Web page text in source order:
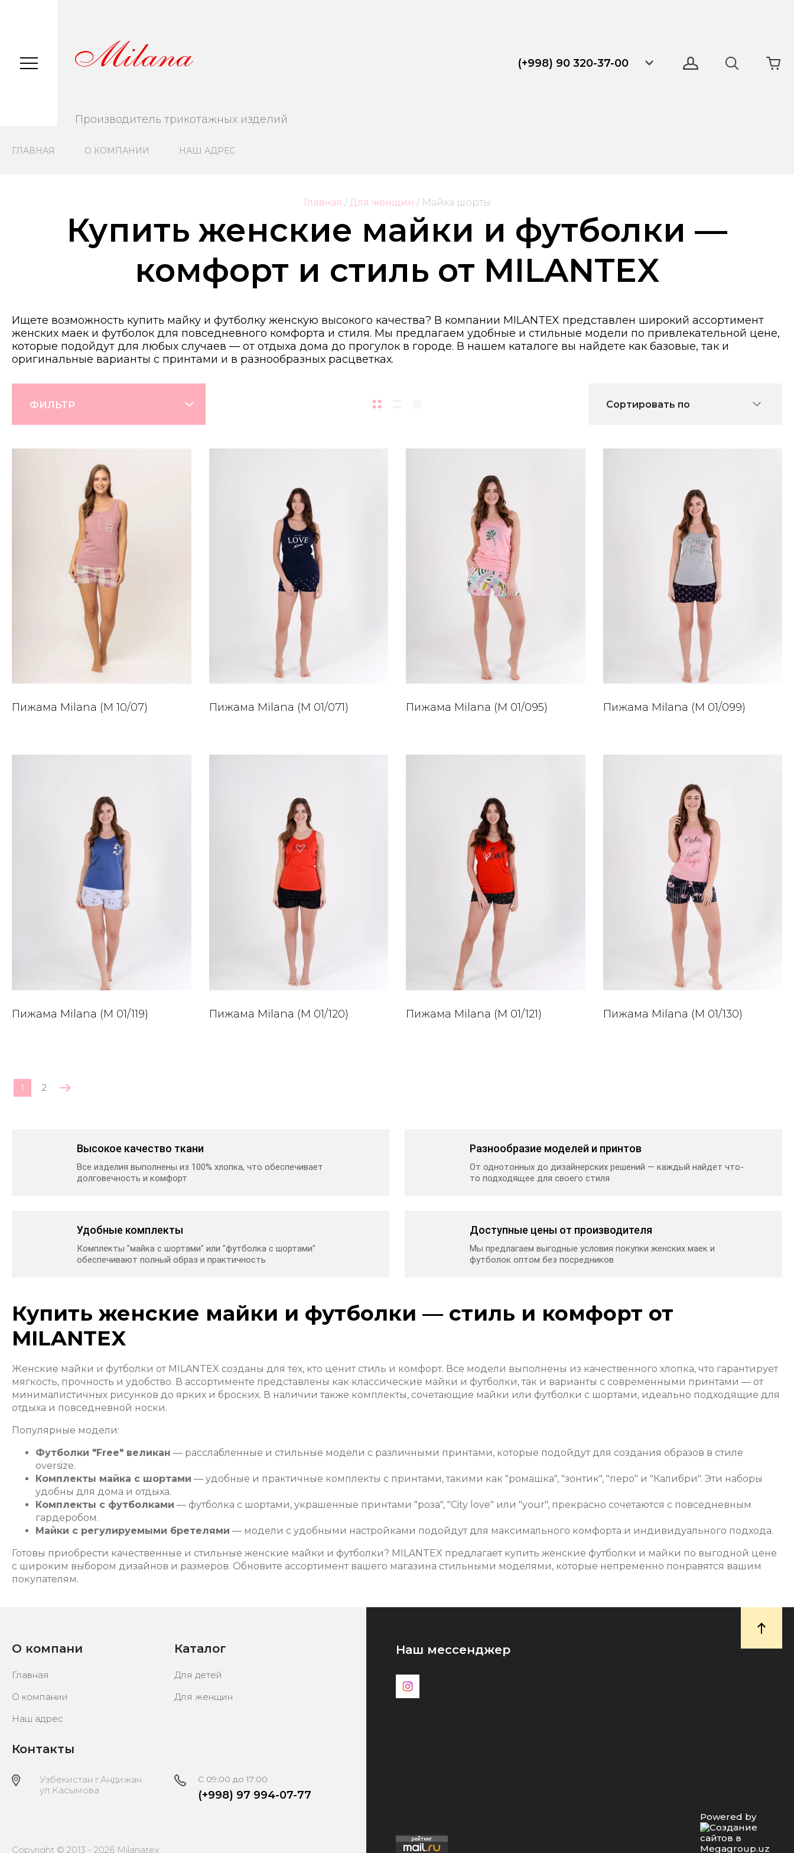
Производитель трикотажных изделий
(+998) 90 320-37-00
ГЛАВНАЯ О КОМПАНИИ НАШ АДРЕС
Главная / Для женщин / Майка шорты
Купить женские майки и футболки —
комфорт и стиль от MILANTEX
Ищете возможность купить майку и футболку женскую высокого качества? В компании MILANTEX представлен широкий ассортимент
женских маек и футболок для повседневного комфорта и стиля. Мы предлагаем удобные и стильные модели по привлекательной цене,
которые подойдут для любых случаев — от отдыха дома до прогулок в городе. В нашем каталоге вы найдете как базовые, так и
оригинальные варианты с принтами и в разнообразных расцветках.
ФИЛЬТР Сортировать по
Пижама Milana (M 10/07) Пижама Milana (M 01/071) Пижама Milana (M 01/095) Пижама Milana (M 01/099)
Пижама Milana (M 01/119) Пижама Milana (M 01/120) Пижама Milana (M 01/121) Пижама Milana (M 01/130)
1 2
Высокое качество ткани
Все изделия выполнены из 100% хлопка, что обеспечивает
долговечность и комфорт
Разнообразие моделей и принтов
От однотонных до дизайнерских решений — каждый найдет что-
то подходящее для своего стиля
Удобные комплекты
Комплекты "майка с шортами" или "футболка с шортами"
обеспечивают полный образ и практичность
Доступные цены от производителя
Мы предлагаем выгодные условия покупки женских маек и
футболок оптом без посредников
Купить женские майки и футболки — стиль и комфорт от
MILANTEX
Женские майки и футболки от MILANTEX созданы для тех, кто ценит стиль и комфорт. Все модели выполнены из качественного хлопка, что гарантирует
мягкость, прочность и удобство. В ассортименте представлены как классические майки и футболки, так и варианты с современными принтами — от
минималистичных рисунков до ярких и броских. В наличии также комплекты, сочетающие майки или футболки с шортами, идеально подходящие для
отдыха и повседневной носки.
Популярные модели:
Футболки "Free" великан — расслабленные и стильные модели с различными принтами, которые подойдут для создания образов в стиле
oversize.
Комплекты майка с шортами — удобные и практичные комплекты с принтами, такими как "ромашка", "зонтик", "перо" и "Калибри". Эти наборы
удобны для дома и отдыха.
Комплекты с футболками — футболка с шортами, украшенные принтами "роза", "City love" или "your", прекрасно сочетаются с повседневным
гардеробом.
Майки с регулируемыми бретелями — модели с удобными настройками подойдут для максимального комфорта и индивидуального подхода.
Готовы приобрести качественные и стильные женские майки и футболки? MILANTEX предлагает купить женские футболки и майки по выгодной цене
с широким выбором дизайнов и размеров. Обновите ассортимент вашего магазина стильными моделями, которые непременно понравятся вашим
покупателям.
О компани
Главная
О компании
Наш адрес
Каталог
Для детей
Для женщин
Контакты
Узбекистан г.Андижан
ул.Касымова
C 09:00 до 17:00
(+998) 97 994-07-77
Copyright © 2013 - 2026 Milanatex
Наш мессенджер
Powered by